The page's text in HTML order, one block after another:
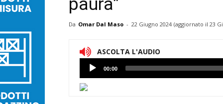
paura”
Da Omar Dal Maso - 22 Giugno 2024 (aggiornato il 23
ASCOLTA L'AUDIO
Lettore
Audio
00:00